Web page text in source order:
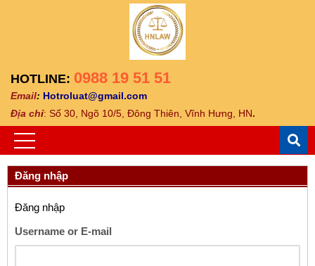
HOTLINE: 0988 19 51 51
Email: Hotroluat@gmail.com
Địa chỉ: Số 30, Ngõ 10/5, Đông Thiên, Vĩnh Hưng, HN.
Đăng nhập
Đăng nhập
Username or E-mail